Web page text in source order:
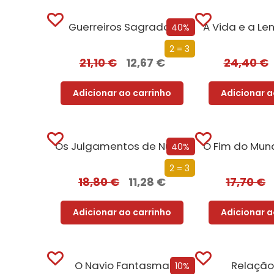
40%
2 = 3
Guerreiros Sagrados
21,10€ 12,67 €
Adicionar ao carrinho
24,40€
Adicionar
40%
2 = 3
Os Julgamentos de Nuremberga
18,80€ 11,28 €
Adicionar ao carrinho
17,70€
Adicionar
10%
O Navio Fantasma